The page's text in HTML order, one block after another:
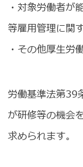
・対象労働者が
等雇用管理に関
・その他厚生労
労働基準法第39
が研修等の機会
求められます。